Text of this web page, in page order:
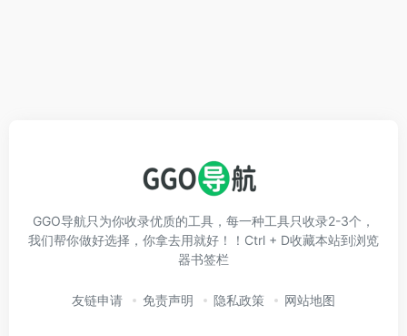
GGO导航只为你收录优质的工具，每一种工具只收录2-3个，
我们帮你做好选择，你拿去用就好！！Ctrl + D收藏本站到浏览
器书签栏
友链申请 免责声明 隐私政策 网站地图